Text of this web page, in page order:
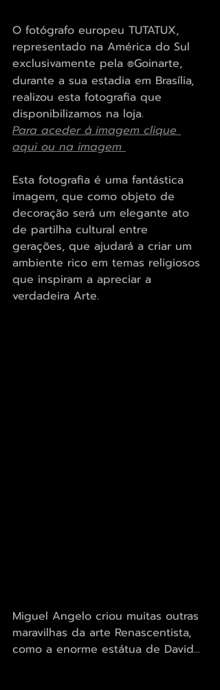
O fotógrafo europeu TUTATUX,
representado na América do Sul
exclusivamente pela ®Goinarte,
durante a sua estadia em Brasília,
realizou esta fotografia que
disponibilizamos na loja.
Para aceder à imagem clique
aqui ou na imagem
Esta fotografia é uma fantástica
imagem, que como objeto de
decoração será um elegante ato
de partilha cultural entre
gerações, que ajudará a criar um
ambiente rico em temas religiosos
que inspiram a apreciar a
verdadeira Arte.
Miguel Angelo criou muitas outras
maravilhas da arte Renascentista,
como a enorme estátua de David...